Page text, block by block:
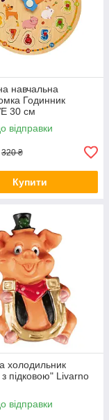
навчальна
Годинник
30 см
відправки
320 ₴
Купити
холодильник
підковою" Livarno
відправки